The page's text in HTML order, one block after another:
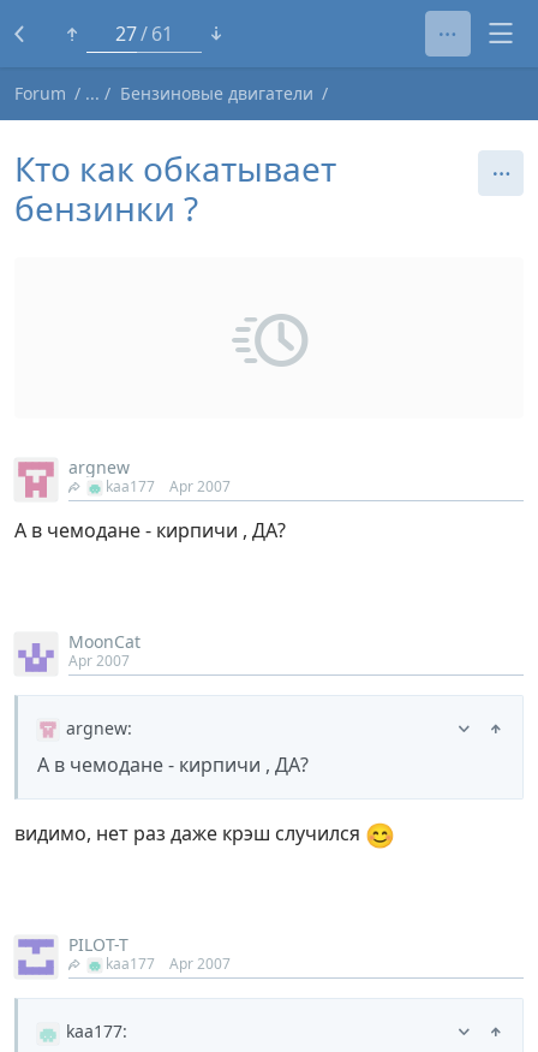
6 61
Forum Бензиновые двигатели
Кто как обкатывает
бензинки ?
argnew
kaa177 Apr 2007
А в чемодане - кирпичи , ДА?
MoonCat
Apr 2007
argnew:
А в чемодане - кирпичи , ДА?
видимо, нет раз даже крэш случился 😊
PILOT-T
kaa177 Apr 2007
kaa177: